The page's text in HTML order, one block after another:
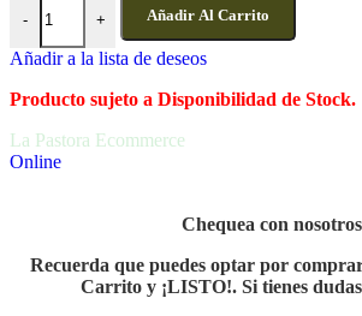
- + Añadir Al Carrito
Añadir a la lista de deseos
Producto sujeto a Disponibilidad de Stock.
La Pastora Ecommerce
Online
Chequea con
Recuerda que puedes optar por
Carrito y ¡LISTO!. Si tienes